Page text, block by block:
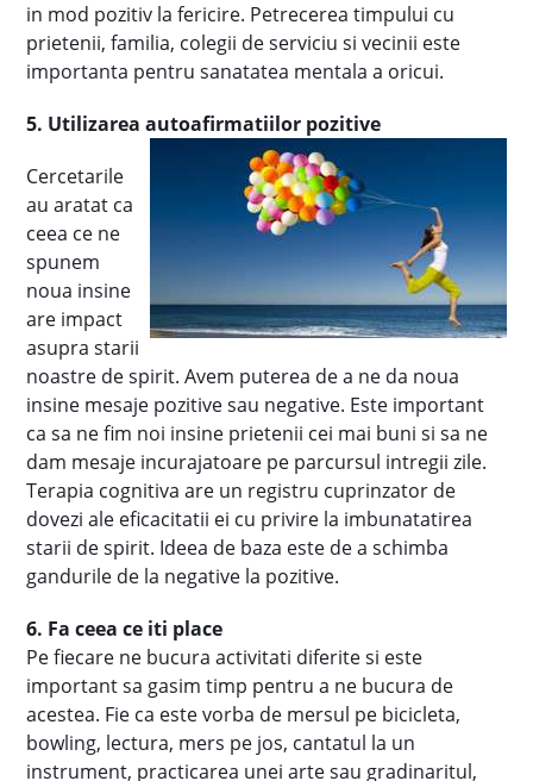
in mod pozitiv la fericire. Petrecerea timpului cu
prietenii, familia, colegii de serviciu si vecinii este
importanta pentru sanatatea mentala a oricui.
5. Utilizarea autoafirmatiilor pozitive
Cercetarile
au aratat ca
ceea ce ne
spunem
noua insine
are impact
asupra starii
noastre de spirit. Avem puterea de a ne da noua
insine mesaje pozitive sau negative. Este important
ca sa ne fim noi insine prietenii cei mai buni si sa ne
dam mesaje incurajatoare pe parcursul intregii zile.
Terapia cognitiva are un registru cuprinzator de
dovezi ale eficacitatii ei cu privire la imbunatatirea
starii de spirit. Ideea de baza este de a schimba
gandurile de la negative la pozitive.
6. Fa ceea ce iti place
Pe fiecare ne bucura activitati diferite si este
important sa gasim timp pentru a ne bucura de
acestea. Fie ca este vorba de mersul pe bicicleta,
bowling, lectura, mers pe jos, cantatul la un
instrument, practicarea unei arte sau gradinaritul,